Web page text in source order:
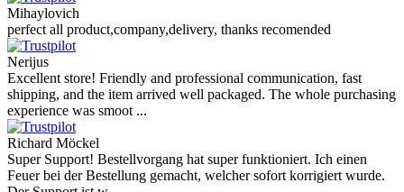
Mihaylovich
perfect all product,company,delivery, thanks recomended
Nerijus
Excellent store! Friendly and professional communication, fast
shipping, and the item arrived well packaged. The whole purchasing
experience was smoot ...
Richard Möckel
Super Support! Bestellvorgang hat super funktioniert. Ich einen
Feuer bei der Bestellung gemacht, welcher sofort korrigiert wurde.